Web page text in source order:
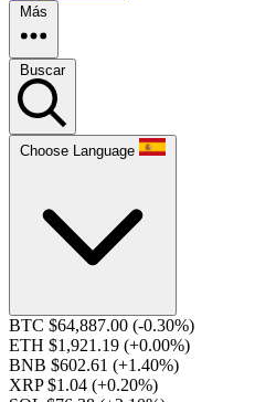
Más
Buscar
Choose Language
BTC $64,887.00 (-0.30%)
ETH $1,921.19 (+0.00%)
BNB $602.61 (+1.40%)
XRP $1.04 (+0.20%)